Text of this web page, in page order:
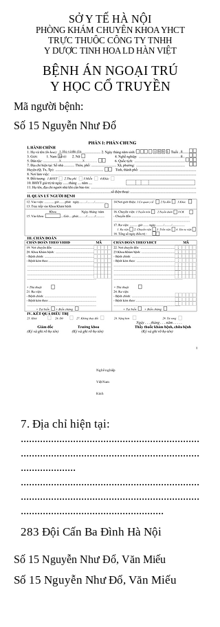
SỞ Y TẾ HÀ NỘI
PHÒNG KHÁM CHUYÊN KHOA YHCT
TRỰC THUỘC CÔNG TY TNHH
Y DƯỢC TINH HOA LD HÀN VIỆT
BỆNH ÁN NGOẠI TRÚ
Y HỌC CỔ TRUYỀN
Mã người bệnh:
Số 15 Nguyễn Như Đổ
1. Họ và tên (In
hoa):
1 9 9 5
8
8
X
X
Nghề nghiệp
Việt Nam
Kinh
7. Địa chỉ hiện tại:
.................................................................
.................................................................
....................
.................................................................
.................................................................
....................................................
283 Đội Cấn Ba Đình Hà Nội
Số 15 Nguyễn Như Đổ, Văn Miếu
Số 15 Nguyễn Như Đổ, Văn Miếu